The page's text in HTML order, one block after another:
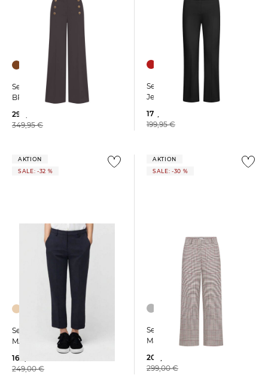
Seductive | Damen Hose
BRIDGET
298,99 €
349,95 €
Seductive | Damen
Jerseyhose NANETTE
177,55 €
199,95 €
AKTION
SALE: -32 %
Seductive | Damen Hose
MARY
169,99 €
249,00 €
AKTION
SALE: -30 %
Seductive | Damen
Marlenehose LUCASSE
209,99 €
299,00 €